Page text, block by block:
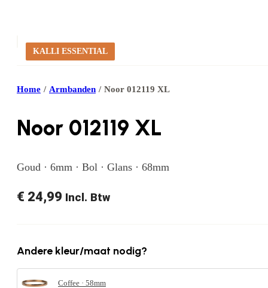
KALLI ESSENTIAL
Home / Armbanden / Noor 012119 XL
Noor 012119 XL
Goud · 6mm · Bol · Glans · 68mm
€ 24,99 Incl. Btw
Andere kleur/maat nodig?
Coffee · 58mm